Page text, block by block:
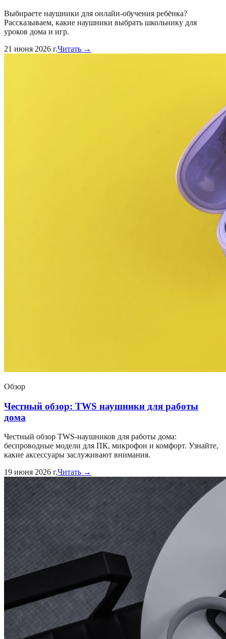
Выбираете наушники для онлайн-обучения ребёнка?
Рассказываем, какие наушники выбрать школьнику для
уроков дома и игр.
21 июня 2026 г.Читать →
Обзор
Честный обзор: TWS наушники для работы
дома
Честный обзор TWS-наушников для работы дома:
беспроводные модели для ПК, микрофон и комфорт. Узнайте,
какие аксессуары заслуживают внимания.
19 июня 2026 г.Читать →